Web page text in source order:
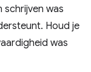
was
Houd je
was